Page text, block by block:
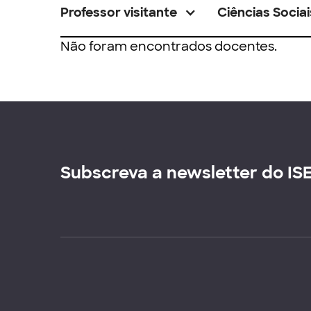
Professor visitante Ciências
Não foram encontrados docentes.
Subscreva a newsletter do